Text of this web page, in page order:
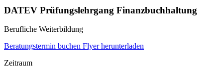
DATEV Prüfungslehrgang Finanzbuchhaltung
Berufliche Weiterbildung
Beratungstermin buchen Flyer herunterladen
Zeitraum